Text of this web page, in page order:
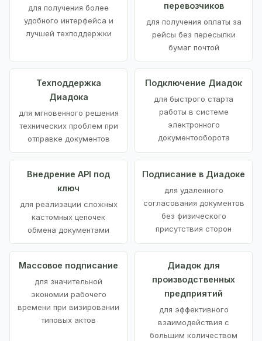
для получения более
удобного интерфейса и
лучшей техподдержки
перевозчиков
для получения оплаты за
рейсы без пересылки
бумаг почтой
Техподдержка
Диадока
для мгновенного решения
технических проблем при
отправке документов
Подключение Диадок
для быстрого старта
работы в системе
электронного
документооборота
Внедрение API под
ключ
для реализации сложных
кастомных цепочек
обмена документами
Подписание в Диадоке
для удаленного
согласования документов
без физического
присутствия сторон
Массовое подписание
для значительной
экономии рабочего
времени при визировании
типовых актов
Диадок для
производственных
предприятий
для эффективного
взаимодействия с
большим количеством